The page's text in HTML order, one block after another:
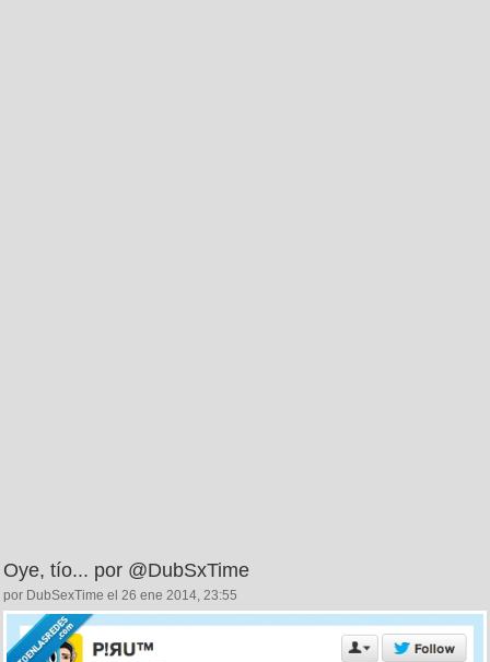
Oye, tío... por @DubSxTime
por DubSexTime el 26 ene 2014, 23:55